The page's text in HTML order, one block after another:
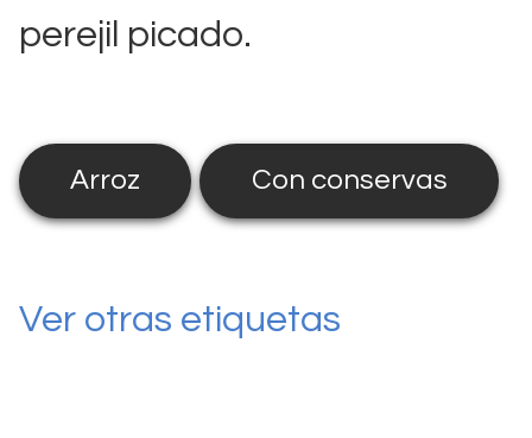
perejil picado.
Arroz Con conservas
Ver otras etiquetas